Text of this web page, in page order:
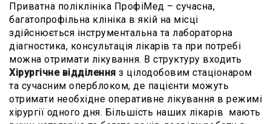
Приватна поліклініка ПрофіМед – сучасна,
багатопрофільна клініка в якій на місці
здійснюється інструментальна та лабораторна
діагностика, консультація лікарів та при потребі
можна отримати лікування. В структуру входить
Хірургічне відділення з цілодобовим стаціонаром
та сучасним оперблоком, де пацієнти можуть
отримати необхідне оперативне лікування в режимі
хірургії одного дня. Більшість наших лікарів мають